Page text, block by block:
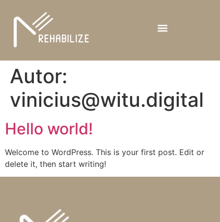
Autor:
vinicius@witu.digital
Hello world!
Welcome to WordPress. This is your first post. Edit or
delete it, then start writing!